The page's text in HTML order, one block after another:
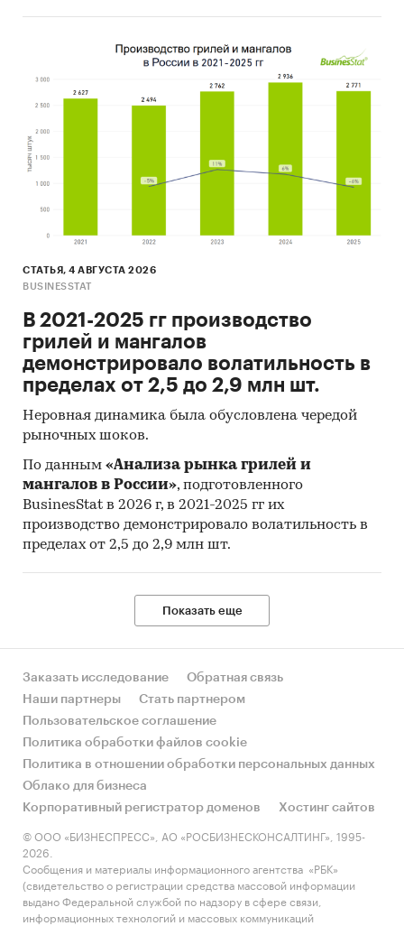
СТАТЬЯ, 4 АВГУСТА 2026
BUSINESSTAT
В 2021-2025 гг производство
грилей и мангалов
демонстрировало волатильность в
пределах от 2,5 до 2,9 млн шт.
Неровная динамика была обусловлена чередой
рыночных шоков.
По данным «Анализа рынка грилей и
мангалов в России», подготовленного
BusinesStat в 2026 г, в 2021-2025 гг их
производство демонстрировало волатильность в
пределах от 2,5 до 2,9 млн шт.
Показать еще
Заказать исследование
Обратная связь
Наши партнеры
Стать партнером
Пользовательское соглашение
Политика обработки файлов cookie
Политика в отношении обработки персональных данных
Облако для бизнеса
Корпоративный регистратор доменов
Хостинг сайтов
© ООО «БИЗНЕСПРЕСС», АО «РОСБИЗНЕСКОНСАЛТИНГ», 1995-
2026.
Сообщения и материалы информационного агентства «РБК»
(свидетельство о регистрации средства массовой информации
выдано Федеральной службой по надзору в сфере связи,
информационных технологий и массовых коммуникаций